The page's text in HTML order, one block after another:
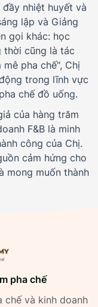
nhiệt huyết và
lập và Giảng
gọi khác: học
thời cũng là tác
pha chế", Chị
trong lĩnh vực
chế đồ uống.
của hàng trăm
F&B là minh
công của Chị.
cảm hứng cho
mong muốn thành
pha chế
chế và kinh doanh